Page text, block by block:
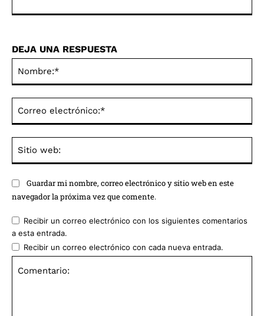
DEJA UNA RESPUESTA
Guardar mi nombre, correo electrónico y sitio web en este
navegador la próxima vez que comente.
Recibir un correo electrónico con los siguientes comentarios
a esta entrada.
Recibir un correo electrónico con cada nueva entrada.